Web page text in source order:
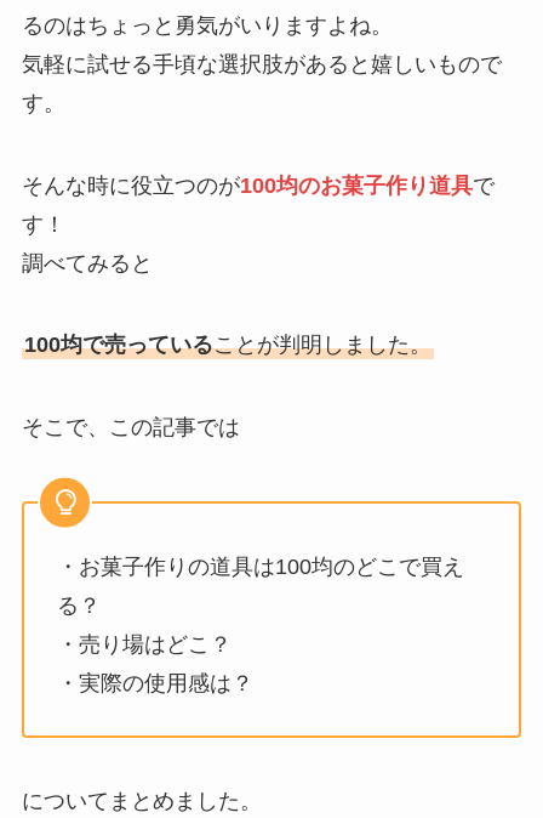
るのはちょっと勇気がいりますよね。
気軽に試せる手頃な選択肢があると嬉しいもので
す。
そんな時に役立つのが100均のお菓子作り道具で
す！
調べてみると
100均で売っていることが判明しました。
そこで、この記事では
・お菓子作りの道具は100均のどこで買え
る？
・売り場はどこ？
・実際の使用感は？
についてまとめました。